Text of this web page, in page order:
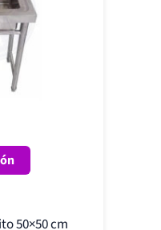
50×50 cm